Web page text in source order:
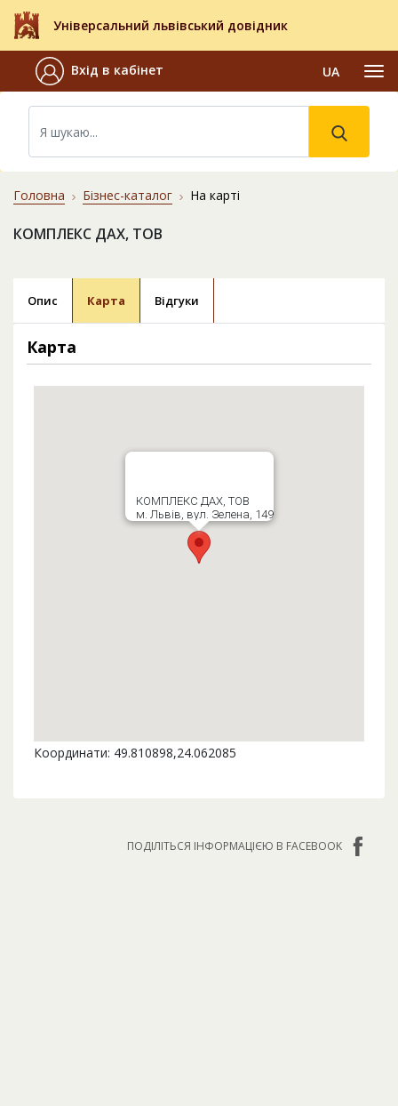
Універсальний львівський довідник
Вхід в кабінет UA
Головна Бізнес-каталог На карті
КОМПЛЕКС ДАХ, ТОВ
Опис Карта Відгуки
Карта
КОМПЛЕКС ДАХ, ТОВ
м. Львів, вул. Зелена, 149
Координати: 49.810898,24.062085
ПОДІЛІТЬСЯ ІНФОРМАЦІЄЮ В FACEBOOK